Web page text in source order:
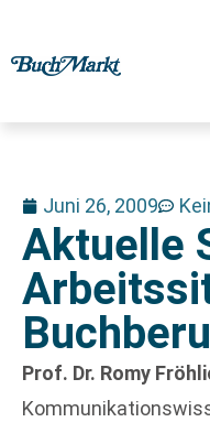
Juni 26, 2009
Aktuelle
Prof. Dr. Romy